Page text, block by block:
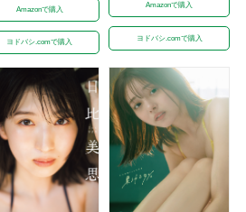
Amazonで購入
ヨドバシ.comで購入
Amazonで購入
ヨドバシ.comで購入